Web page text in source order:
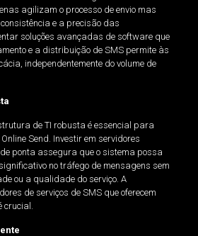
agilizam o processo de envio mas
e a precisão das
soluções avançadas de software que
e a distribuição de SMS permite às
independentemente do volume de
de TI robusta é essencial para
Send. Investir em servidores
ponta assegura que o sistema possa
no tráfego de mensagens sem
ou a qualidade do serviço. A
de serviços de SMS que oferecem
crucial.